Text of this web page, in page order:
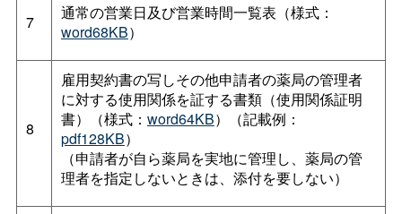
7
通常の営業日及び営業時間一覧表（様式：
word68KB）
8
雇用契約書の写しその他申請者の薬局の管理者
に対する使用関係を証する書類（使用関係証明
書）（様式： word64KB）（記載例：
pdf128KB）
（申請者が自ら薬局を実地に管理し、薬局の管
理者を指定しないときは、添付を要しない）